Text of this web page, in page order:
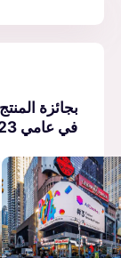
في عامي 2023 و2024